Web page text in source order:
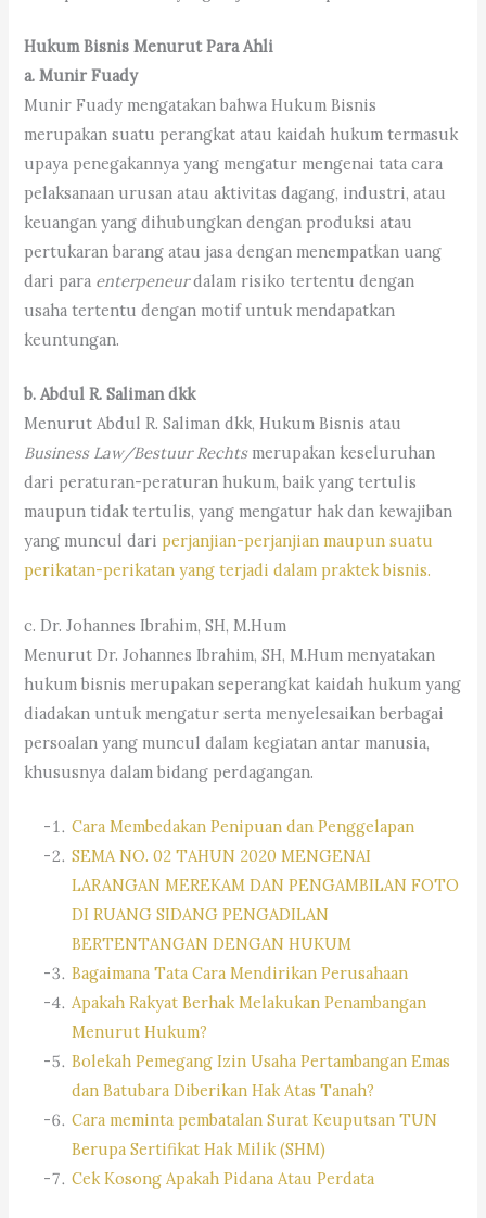
Hukum Bisnis Menurut Para Ahli
a. Munir Fuady
Munir Fuady mengatakan bahwa Hukum Bisnis
merupakan suatu perangkat atau kaidah hukum termasuk
upaya penegakannya yang mengatur mengenai tata cara
pelaksanaan urusan atau aktivitas dagang, industri, atau
keuangan yang dihubungkan dengan produksi atau
pertukaran barang atau jasa dengan menempatkan uang
dari para enterpeneurdalam risiko tertentu dengan
usaha tertentu dengan motif untuk mendapatkan
keuntungan.
b. Abdul R. Saliman dkk
Menurut Abdul R. Saliman dkk, Hukum Bisnis atau
Business Law/Bestuur Rechts merupakan keseluruhan
dari peraturan-peraturan hukum, baik yang tertulis
maupun tidak tertulis, yang mengatur hak dan kewajiban
yang muncul dariperjanjian-perjanjian maupun suatu
perikatan-perikatan yang terjadi dalam praktek bisnis.
c. Dr. Johannes Ibrahim, SH, M.Hum
Menurut Dr. Johannes Ibrahim, SH, M.Hum menyatakan
hukum bisnis merupakan seperangkat kaidah hukum yang
diadakan untuk mengatur serta menyelesaikan berbagai
persoalan yang muncul dalam kegiatan antar manusia,
khususnya dalam bidang perdagangan.
Cara Membedakan Penipuan dan Penggelapan
SEMA NO. 02 TAHUN 2020 MENGENAI
LARANGAN MEREKAM DAN PENGAMBILAN FOTO
DI RUANG SIDANG PENGADILAN
BERTENTANGAN DENGAN HUKUM
Bagaimana Tata Cara Mendirikan Perusahaan
Apakah Rakyat Berhak Melakukan Penambangan
Menurut Hukum?
Bolekah Pemegang Izin Usaha Pertambangan Emas
dan Batubara Diberikan Hak Atas Tanah?
Cara meminta pembatalan Surat Keuputsan TUN
Berupa Sertifikat Hak Milik (SHM)
Cek Kosong Apakah Pidana Atau Perdata